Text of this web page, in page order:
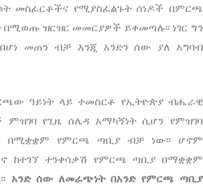
መስፈርቶችና የሚያስፈልጉት ሰነዶች በምርጫ
ዝርዝር መመርያዎች ይቀመጣሉ፡፡ ነገር ግን
መጠን ብቻ እንጂ አንድን ሰው ያለ አግባብ
ዓይነት ላይ ተመስርቶ የኢትዮጵያ ብሔራዊ
የጊዜ ሰሌዳ አማካኝነት ሲሆን የምዝገባ
የምርጫ ጣቢያ ብቻ ነው፡፡ ሆኖም
ከተገኘ ተንቀሳቃሽ የምርጫ ጣቢያ በማቋቋም
አንድ ሰው ለመራጭነት በአንድ የምርጫ ጣቢያ